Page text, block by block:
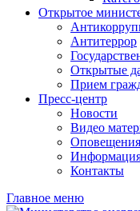
Открытое
Антитеррор
Открытые
Прием
Пресс-центр
Новости
Видео
Информация
Контакты
Главное меню